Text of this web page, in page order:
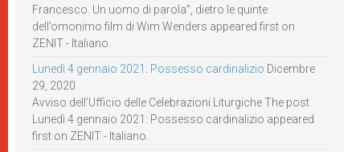
Francesco. Un uomo di parola”, dietro le quinte
dell’omonimo film di Wim Wenders appeared first on
ZENIT - Italiano.
Lunedì 4 gennaio 2021: Possesso cardinalizio Dicembre
29, 2020
Avviso dell’Ufficio delle Celebrazioni Liturgiche The post
Lunedì 4 gennaio 2021: Possesso cardinalizio appeared
first on ZENIT - Italiano.